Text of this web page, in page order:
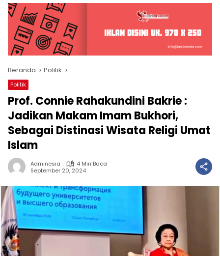
Beranda Politik
Politik
Prof. Connie Rahakundini Bakrie :
Jadikan Makam Imam Bukhori,
Sebagai Distinasi Wisata Religi Umat
Islam
Adminesia
4 Min Baca
September 20, 2024